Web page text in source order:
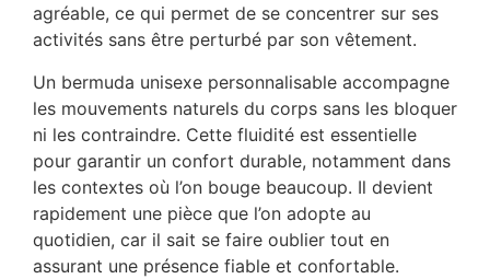
agréable, ce qui permet de se concentrer sur ses
activités sans être perturbé par son vêtement.
Un bermuda unisexe personnalisable accompagne
les mouvements naturels du corps sans les bloquer
ni les contraindre. Cette fluidité est essentielle
pour garantir un confort durable, notamment dans
les contextes où l’on bouge beaucoup. Il devient
rapidement une pièce que l’on adopte au
quotidien, car il sait se faire oublier tout en
assurant une présence fiable et confortable.